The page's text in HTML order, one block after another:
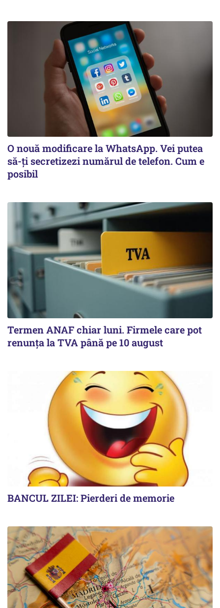
O nouă modificare la WhatsApp. Vei putea
să-ți secretizezi numărul de telefon. Cum e
posibil
Termen ANAF chiar luni. Firmele care pot
renunța la TVA până pe 10 august
BANCUL ZILEI: Pierderi de memorie